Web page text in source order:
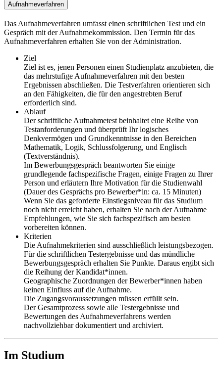
Aufnahmeverfahren
Das Aufnahmeverfahren umfasst einen schriftlichen Test und ein
Gespräch mit der Aufnahmekommission. Den Termin für das
Aufnahmeverfahren erhalten Sie von der Administration.
Ziel
Ziel ist es, jenen Personen einen Studienplatz anzubieten, die
das mehrstufige Aufnahmeverfahren mit den besten
Ergebnissen abschließen. Die Testverfahren orientieren sich
an den Fähigkeiten, die für den angestrebten Beruf
erforderlich sind.
Ablauf
Der schriftliche Aufnahmetest beinhaltet eine Reihe von
Testanforderungen und überprüft Ihr logisches
Denkvermögen und Grundkenntnisse in den Bereichen
Mathematik, Logik, Schlussfolgerung, und Englisch
(Textverständnis).
Im Bewerbungsgespräch beantworten Sie einige
grundlegende fachspezifische Fragen, einige Fragen zu Ihrer
Person und erläutern Ihre Motivation für die Studienwahl
(Dauer des Gesprächs pro Bewerber*in: ca. 15 Minuten)
Wenn Sie das geforderte Einstiegsniveau für das Studium
noch nicht erreicht haben, erhalten Sie nach der Aufnahme
Empfehlungen, wie Sie sich fachspezifisch am besten
vorbereiten können.
Kriterien
Die Aufnahmekriterien sind ausschließlich leistungsbezogen.
Für die schriftlichen Testergebnisse und das mündliche
Bewerbungsgespräch erhalten Sie Punkte. Daraus ergibt sich
die Reihung der Kandidat*innen.
Geographische Zuordnungen der Bewerber*innen haben
keinen Einfluss auf die Aufnahme.
Die Zugangsvoraussetzungen müssen erfüllt sein.
Der Gesamtprozess sowie alle Testergebnisse und
Bewertungen des Aufnahmeverfahrens werden
nachvollziehbar dokumentiert und archiviert.
Im Studium